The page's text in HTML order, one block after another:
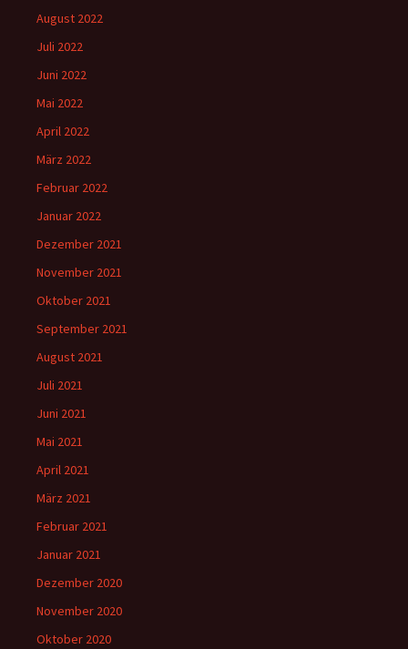
August 2022
Juli 2022
Juni 2022
Mai 2022
April 2022
März 2022
Februar 2022
Januar 2022
Dezember 2021
November 2021
Oktober 2021
September 2021
August 2021
Juli 2021
Juni 2021
Mai 2021
April 2021
März 2021
Februar 2021
Januar 2021
Dezember 2020
November 2020
Oktober 2020